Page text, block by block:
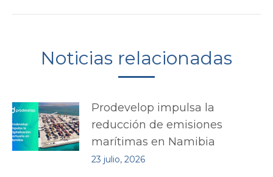
Noticias relacionadas
Prodevelop impulsa la
reducción de emisiones
marítimas en Namibia
23 julio, 2026